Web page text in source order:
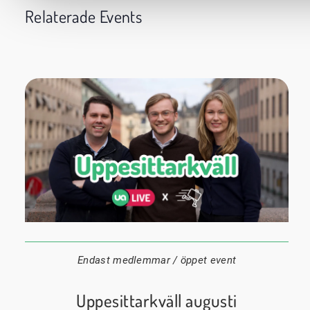
Relaterade Events
24 augusti
20:00
Endast medlemmar / öppet event
Uppesittarkväll augusti